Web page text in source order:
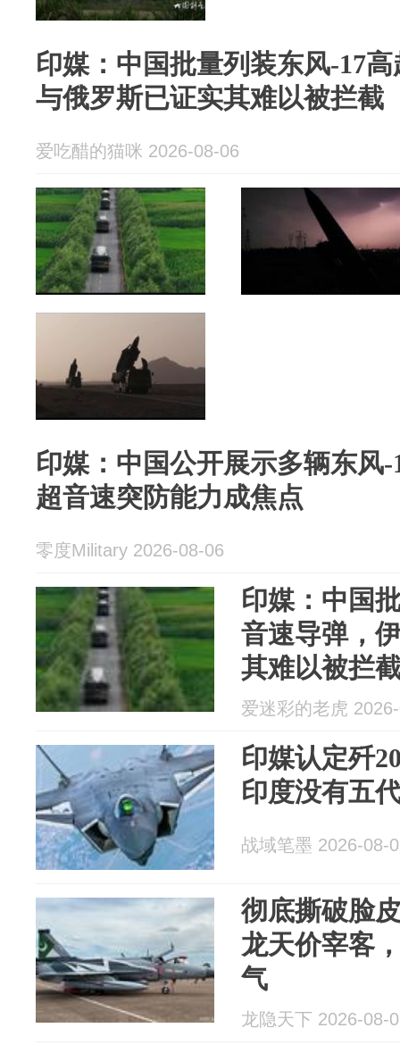
印媒：中国批量列装东风-17
与俄罗斯已证实其难以被拦截
爱吃醋的猫咪 2026-08-06
印媒：中国公开展示多辆东风
超音速突防能力成焦点
零度Military 2026-08-06
印媒：中国
音速导弹，
其难以被拦
爱迷彩的老虎
印媒认定歼
印度没有五
战域笔墨 2026-08-
彻底撕破脸
龙天价宰客
气
龙隐天下 2026-08-